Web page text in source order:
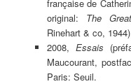
française de
original: The
Rinehart & co,
2008, Essais
Maucourant,
Paris: Seuil.